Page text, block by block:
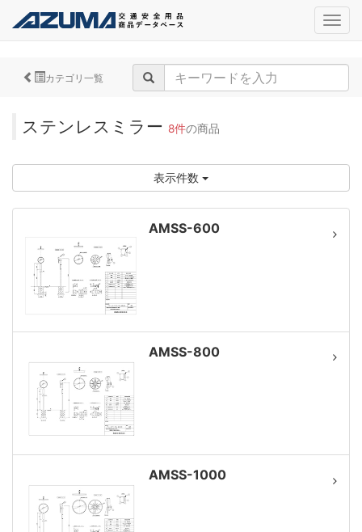
カテゴリ一覧
ステンレスミラー 8件の商品
表示件数
AMSS-600
AMSS-800
AMSS-1000